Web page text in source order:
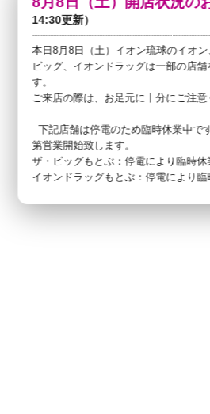
14:30更新）
本日8月8日（土）イオン琉球のイオ
ビッグ、イオンドラッグは一部の店
す。
ご来店の際は、お足元に十分にご注意
下記店舗は停電のため臨時休業中で
第営業開始致します。
ザ・ビッグもとぶ：停電により臨時休
イオンドラッグもとぶ：停電により臨